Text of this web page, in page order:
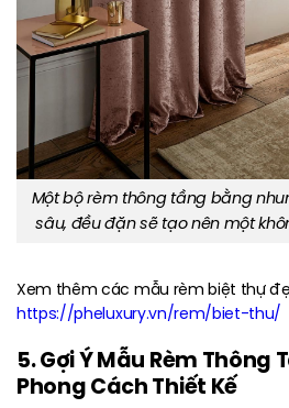
Một bộ rèm thông tầng bằng
sâu, đều đặn sẽ tạo nên một
Xem thêm các mẫu rèm biệt thự
https://pheluxury.vn/rem/biet-thu/
5. Gợi Ý Mẫu Rèm Thông
Phong Cách Thiết Kế